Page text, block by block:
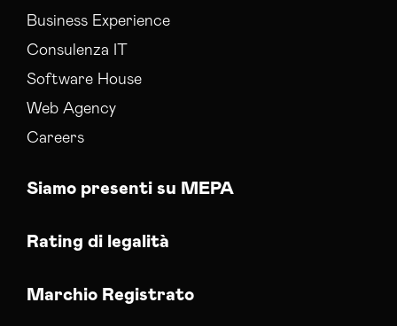
Business Experience
Consulenza IT
Software House
Web Agency
Careers
Siamo presenti su MEPA
Rating di legalità
Marchio Registrato